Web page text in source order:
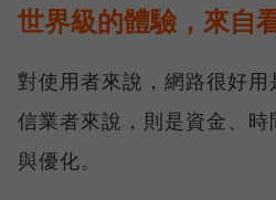
世界級的體驗，來自
對使用者來說，網路很好
信業者來說，則是資金、
與優化。